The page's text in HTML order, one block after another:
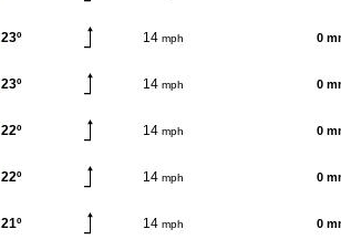
23º 14 mph 0
23º 14 mph 0
22º 14 mph 0
22º 14 mph 0
21º 14 mph 0